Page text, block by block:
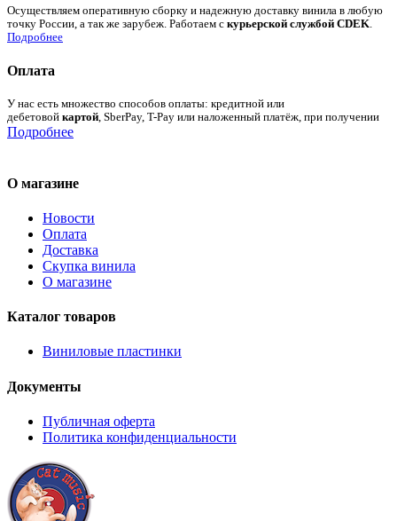
Осуществляем оперативную сборку и надежную доставку винила в любую
точку России, а так же зарубеж. Работаем с курьерской службой CDEK
Подробнее
Оплата
У нас есть множество способов оплаты: кредитной или
дебетовой картой, SberPay, T-Pay или наложенный платёж, при получении
Подробнее
О магазине
Новости
Оплата
Доставка
Скупка винила
О магазине
Каталог товаров
Виниловые пластинки
Документы
Публичная оферта
Политика конфиденциальности